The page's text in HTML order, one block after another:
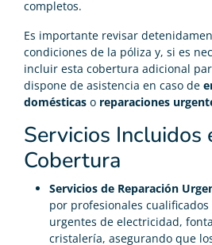
completos.
Es importante revisar
condiciones de la póliza y, si es
incluir esta cobertura adicional
dispone de asistencia en caso de
domésticas o reparaciones
Servicios Incluidos
Cobertura
Servicios de Reparación
por profesionales
urgentes de electricidad,
cristalería, asegurando que